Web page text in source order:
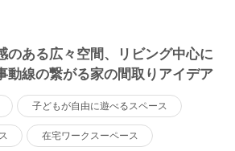
のある広々空間、リビング中心に
動線の繋がる家の間取りアイデア
子どもが自由に遊べるスペース
在宅ワークスーペース